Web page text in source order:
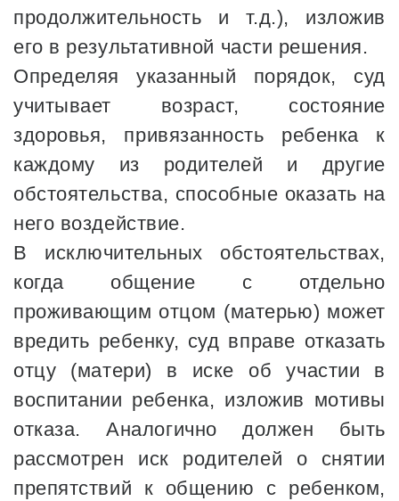
продолжительность и т.д.), изложив
его в результативной части решения.
Определяя указанный порядок, суд
учитывает возраст, состояние
здоровья, привязанность ребенка к
каждому из родителей и другие
обстоятельства, способные оказать на
него воздействие.
В исключительных обстоятельствах,
когда общение с отдельно
проживающим отцом (матерью) может
вредить ребенку, суд вправе отказать
отцу (матери) в иске об участии в
воспитании ребенка, изложив мотивы
отказа. Аналогично должен быть
рассмотрен иск родителей о снятии
препятствий к общению с ребенком,